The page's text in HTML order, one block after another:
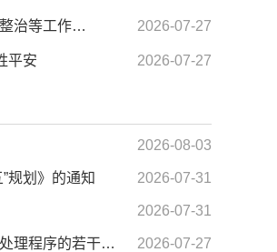
朱艾勇在潘集区调研群众诉求办理、群腐集中整治等工作时强调 站稳群众立场 夯实基层基础 以解决问题的实... 2026-07-27
平安 2026-07-27
2026-08-03
规划》的通知 2026-07-31
2026-07-31
国务院办公厅印发《关于国务院行政复议案件处理程序的若干规定》的通知 2026-07-27